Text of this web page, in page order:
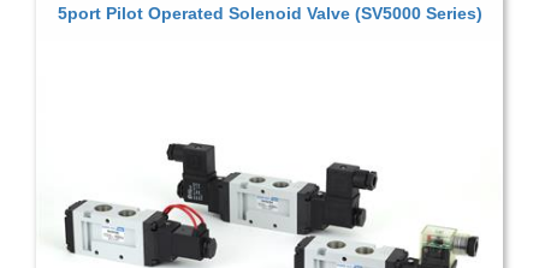
5port Pilot Operated Solenoid Valve (SV5000 Series)